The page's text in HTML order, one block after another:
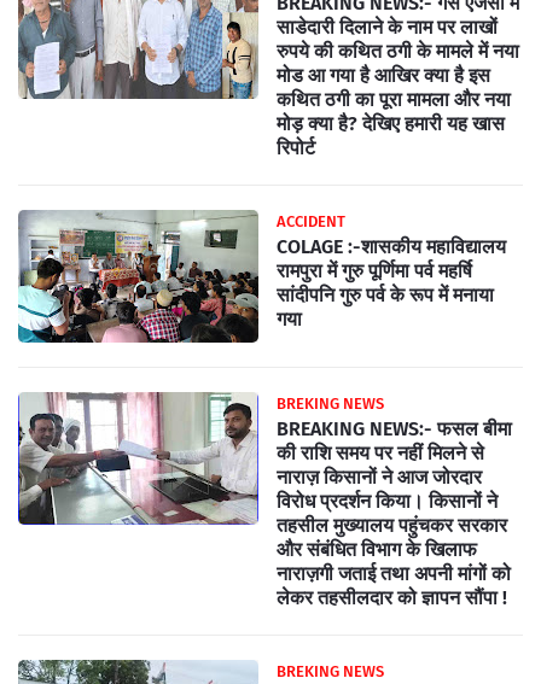
साडेदारी दिलाने के नाम पर लाखों
रुपये की कथित ठगी के मामले में नया
मोड आ गया है आखिर क्या है इस
कथित ठगी का पूरा मामला और नया
मोड़ क्या है? देखिए हमारी यह खास
रिपोर्ट
ACCIDENT
COLAGE :-शासकीय महाविद्यालय
रामपुरा में गुरु पूर्णिमा पर्व महर्षि
सांदीपनि गुरु पर्व के रूप में मनाया
गया
BREKING NEWS
BREAKING NEWS:- फसल बीमा
की राशि समय पर नहीं मिलने से
नाराज़ किसानों ने आज जोरदार
विरोध प्रदर्शन किया। किसानों ने
तहसील मुख्यालय पहुंचकर सरकार
और संबंधित विभाग के खिलाफ
नाराज़गी जताई तथा अपनी मांगों को
लेकर तहसीलदार को ज्ञापन सौंपा !
BREKING NEWS